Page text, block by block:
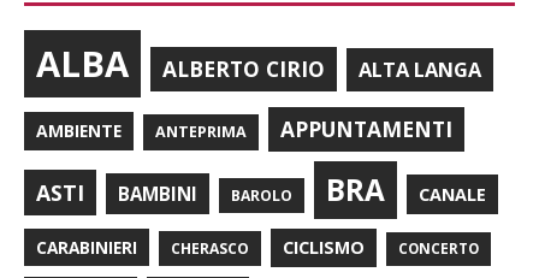
ALBA ALBERTO CIRIO ALTA LANGA
AMBIENTE ANTEPRIMA APPUNTAMENTI
ASTI BAMBINI BAROLO BRA CANALE
CARABINIERI CHERASCO CICLISMO CONCERTO